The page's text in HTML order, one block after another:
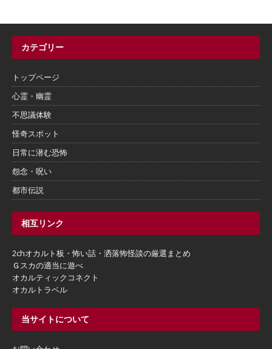
カテゴリー
トップページ
心霊・幽霊
不思議体験
怪奇スポット
日常に潜む恐怖
怨念・呪い
都市伝説
相互リンク
2chオカルト板・怖い話・洒落怖怪談の厳選まとめ
Ｇスカの適当に遊べ
オカルティックコネクト
オカルトラベル
当サイトについて